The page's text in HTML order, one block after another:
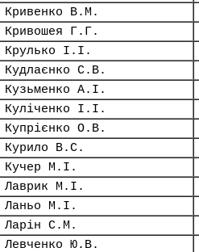
Кривенко В.М.
Кривошея Г.Г.
Крулько І.І.
Кудлаєнко С.В.
Кузьменко А.І.
Куліченко І.І.
Купрієнко О.В.
Курило В.С.
Кучер М.І.
Лаврик М.І.
Ланьо М.І.
Ларін С.М.
Левченко Ю.В.